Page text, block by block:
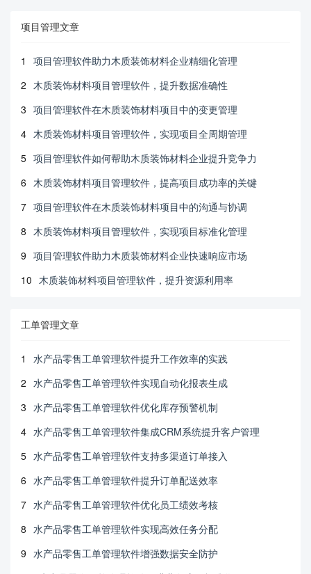
项目管理文章
1
项目管理软件助力木质装饰材料企业精细化管理
2 木质装饰材料项目管理软件，提升数据准确性
3 项目管理软件在木质装饰材料项目中的变更管理
4 木质装饰材料项目管理软件，实现项目全周期管理
5 项目管理软件如何帮助木质装饰材料企业提升竞争力
6 木质装饰材料项目管理软件，提高项目成功率的关键
7 项目管理软件在木质装饰材料项目中的沟通与协调
8 木质装饰材料项目管理软件，实现项目标准化管理
9 项目管理软件助力木质装饰材料企业快速响应市场
10 木质装饰材料项目管理软件，提升资源利用率
工单管理文章
1
水产品零售工单管理软件提升工作效率的实践
2 水产品零售工单管理软件实现自动化报表生成
3 水产品零售工单管理软件优化库存预警机制
4 水产品零售工单管理软件集成CRM系统提升客户管理
5 水产品零售工单管理软件支持多渠道订单接入
6 水产品零售工单管理软件提升订单配送效率
7 水产品零售工单管理软件优化员工绩效考核
8 水产品零售工单管理软件实现高效任务分配
9 水产品零售工单管理软件增强数据安全防护